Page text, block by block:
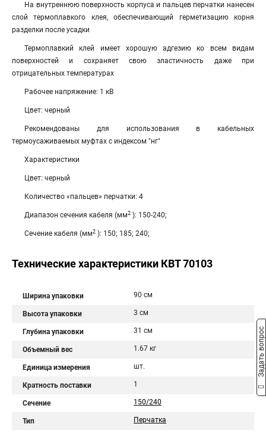
На внутреннюю поверхность корпуса и пальцев перчатки нанесен
слой термоплавкого клея, обеспечивающий герметизацию корня
разделки после усадки
Термоплавкий клей имеет хорошую адгезию ко всем видам
поверхностей и сохраняет свою эластичность даже при
отрицательных температурах
Рабочее напряжение: 1 кВ
Цвет: черный
Рекомендованы для использования в кабельных
термоусаживаемых муфтах с индексом "нг"
Характеристики
Цвет: черный
Количество «пальцев» перчатки: 4
Диапазон сечения кабеля (мм2 ): 150-240;
Сечение кабеля (мм2 ): 150; 185; 240;
Технические характеристики КВТ 70103
Ширина упаковки 90 см
Высота упаковки 3 см
Глубина упаковки 31 см
Объемный вес 1.67 кг
Единица измерения шт.
Кратность поставки 1
Сечение 150/240
Тип Перчатка
Задать вопрос